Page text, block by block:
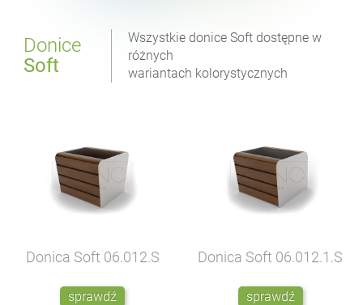
Donice
Soft
Wszystkie donice Soft dostępne w
różnych
wariantach kolorystycznych
Donica Soft 06.012.S
sprawdź
Donica Soft 06.012.1.S
sprawdź